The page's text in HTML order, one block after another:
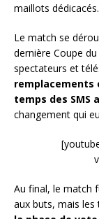
maillots dédicacés.
Le match se
dernière Coupe
spectateurs et
remplacements
temps des SMS
changement qui
Au final, le match
aux buts, mais